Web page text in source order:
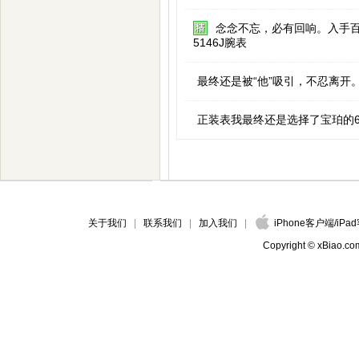
念念不忘，必有回响。入手
5146J腕表
最终还是被“他”吸引，不忍离开
正装表我最终还是选择了宝珀的
关于我们 联系我们 加入我们 iPhone客户端/iPad
Copyright ©